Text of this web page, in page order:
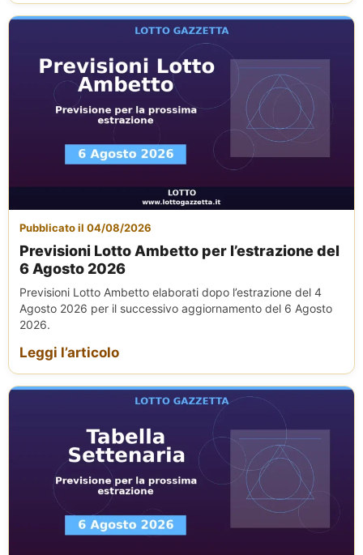
Pubblicato il 04/08/2026
Previsioni Lotto Ambetto per l’estrazione del
6 Agosto 2026
Previsioni Lotto Ambetto elaborati dopo l’estrazione del 4
Agosto 2026 per il successivo aggiornamento del 6 Agosto
2026.
Leggi l’articolo